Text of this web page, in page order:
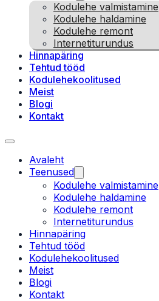
Kodulehe valmistamine
Kodulehe haldamine
Kodulehe remont
Internetiturundus
Hinnapäring
Tehtud tööd
Kodulehekoolitused
Meist
Blogi
Kontakt
Avaleht
Teenused
Kodulehe valmistamine
Kodulehe haldamine
Kodulehe remont
Internetiturundus
Hinnapäring
Tehtud tööd
Kodulehekoolitused
Meist
Blogi
Kontakt